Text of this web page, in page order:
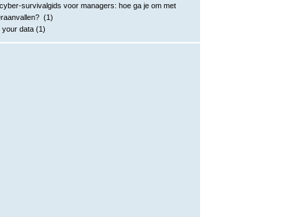
survivalgids voor managers: hoe ga je om met
(1)
your data (1)